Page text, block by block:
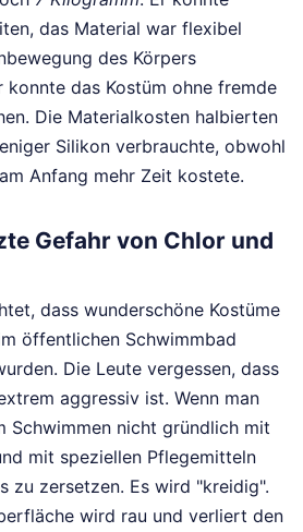
das Material war flexibel
des Körpers
konnte das Kostüm ohne fremde
Die Materialkosten halbierten
Silikon verbrauchte, obwohl
Anfang mehr Zeit kostete.
Gefahr von Chlor und
dass wunderschöne Kostüme
öffentlichen Schwimmbad
Die Leute vergessen, dass
aggressiv ist. Wenn man
Schwimmen nicht gründlich mit
mit speziellen Pflegemitteln
zu zersetzen. Es wird "kreidig".
wird rau und verliert den